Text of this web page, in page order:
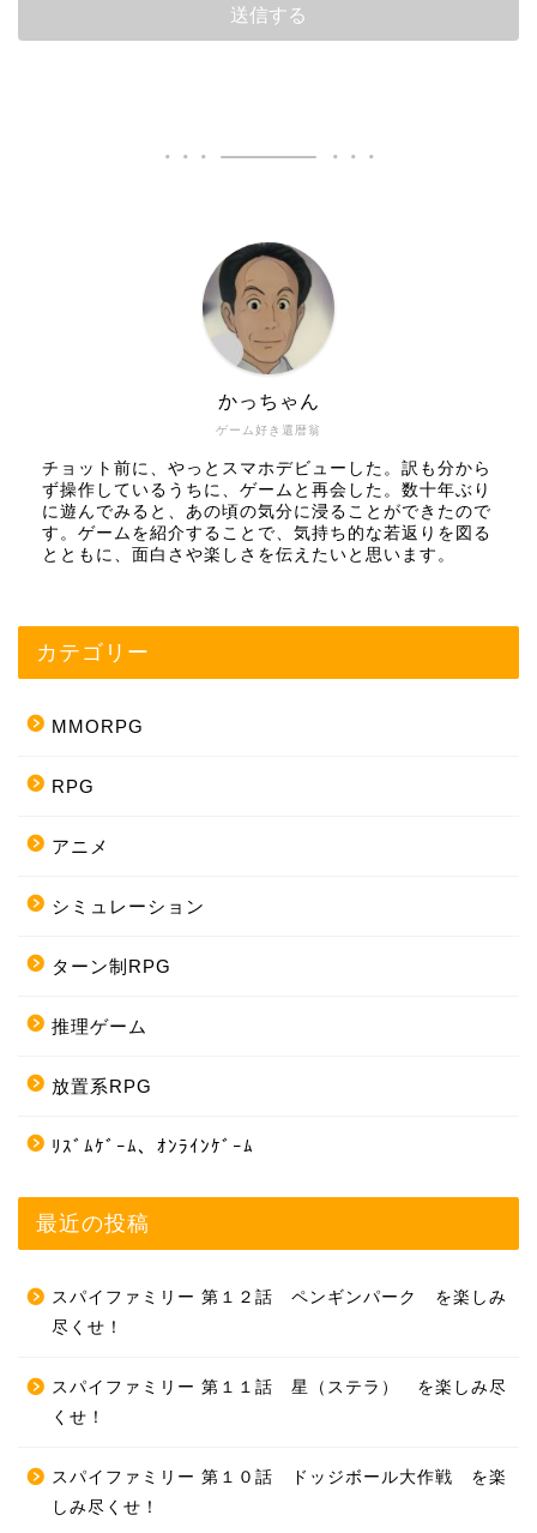
ゲーム好き還暦翁
かっちゃん
チョット前に、やっとスマホデビューした。訳も分から
ず操作しているうちに、ゲームと再会した。数十年ぶり
に遊んでみると、あの頃の気分に浸ることができたので
す。ゲームを紹介することで、気持ち的な若返りを図る
とともに、面白さや楽しさを伝えたいと思います。
カテゴリー
MMORPG
RPG
アニメ
シミュレーション
ターン制RPG
推理ゲーム
放置系RPG
ﾘｽﾞﾑｹﾞｰﾑ、ｵﾝﾗｲﾝｹﾞｰﾑ
最近の投稿
スパイファミリー 第１２話 ペンギンパーク を楽しみ
尽くせ！
スパイファミリー 第１１話 星（ステラ） を楽しみ尽
くせ！
スパイファミリー 第１０話 ドッジボール大作戦 を楽
しみ尽くせ！